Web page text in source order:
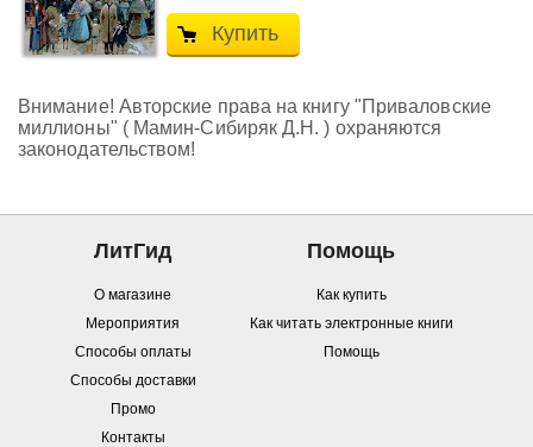
Купить
Внимание! Авторские права на книгу "Приваловские
миллионы" ( Мамин-Сибиряк Д.Н. ) охраняются
законодательством!
ЛитГид
О магазине
Мероприятия
Способы оплаты
Способы доставки
Промо
Контакты
Помощь
Как купить
Как читать электронные книги
Помощь